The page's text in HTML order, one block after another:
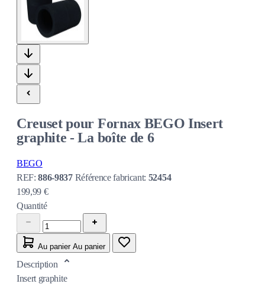
Creuset pour Fornax BEGO Insert
graphite - La boîte de 6
BEGO
REF:886-9837 Référence fabricant: 52454
199,99 €
Quantité
Au panier Au panier
Description
Insert graphite